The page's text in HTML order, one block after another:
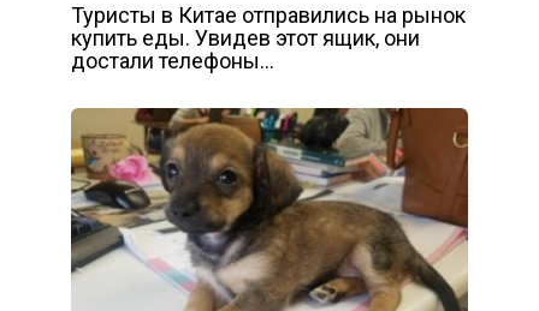
Туристы в Китае отправились на рынок
купить еды. Увидев этот ящик, они
достали телефоны…